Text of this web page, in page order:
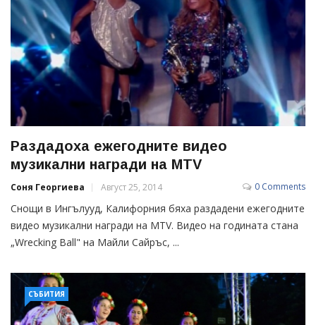
Раздадоха ежегодните видео
музикални награди на МТV
Соня Георгиева Август 25, 2014 0 Comments
Снощи в Ингълууд, Калифорния бяха раздадени ежегодните
видео музикални награди на MTV. Видео на годината стана
„Wrecking Ball" на Майли Сайръс, ...
СЪБИТИЯ